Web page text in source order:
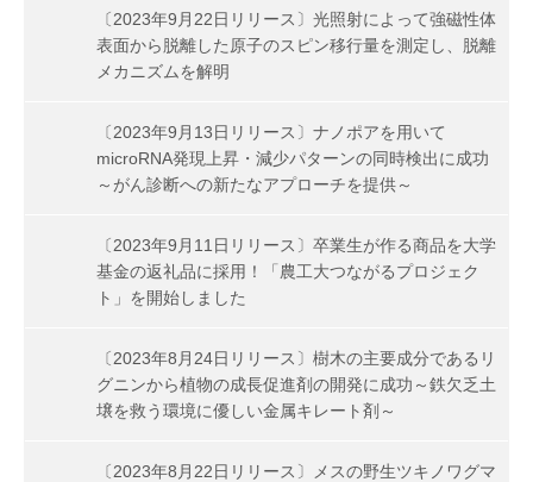
〔2023年9月22日リリース〕光照射によって強磁性体
表面から脱離した原子のスピン移行量を測定し、脱離
メカニズムを解明
〔2023年9月13日リリース〕ナノポアを用いて
microRNA発現上昇・減少パターンの同時検出に成功
～がん診断への新たなアプローチを提供～
〔2023年9月11日リリース〕卒業生が作る商品を大学
基金の返礼品に採用！「農工大つながるプロジェク
ト」を開始しました
〔2023年8月24日リリース〕樹木の主要成分であるリ
グニンから植物の成長促進剤の開発に成功～鉄欠乏土
壌を救う環境に優しい金属キレート剤～
〔2023年8月22日リリース〕メスの野生ツキノワグマ